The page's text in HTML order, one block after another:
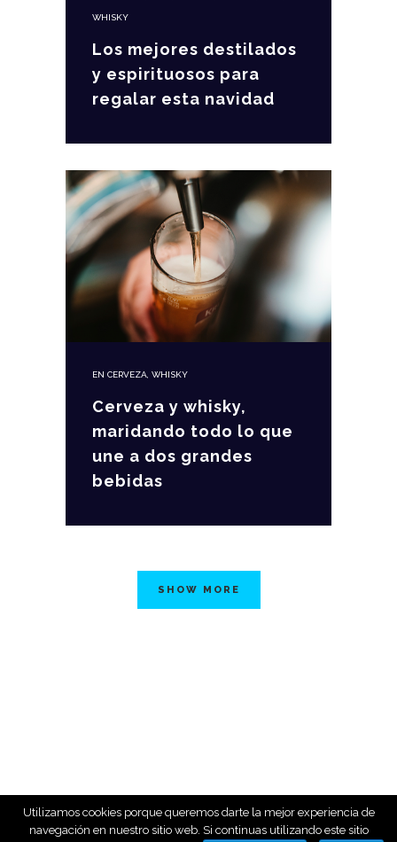
WHISKY
Los mejores destilados
y espirituosos para
regalar esta navidad
EN CERVEZA WHISKY
Cerveza y whisky,
maridando todo lo que
une a dos grandes
bebidas
SHOW MORE
Utilizamos cookies porque queremos darte la mejor experiencia de
navegación en nuestro sitio web. Si continuas utilizando este sitio